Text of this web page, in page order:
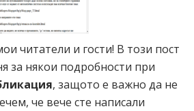
читатели и гости! В този пост
за някои подробности при
, защото е важно да не
че вече сте написали